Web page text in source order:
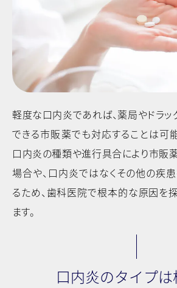
軽度な口内炎であれば、薬局やドラッ
できる市販薬でも対応することは可能
口内炎の種類や進行具合により市販
場合や、口内炎ではなくその他の疾
るため、⻭科医院で根本的な原因を
ます。
口内炎のタイプは